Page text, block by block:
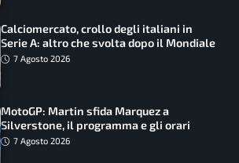
Calciomercato, crollo degli italiani in
Serie A: altro che svolta dopo il Mondiale
7 Agosto 2026
MotoGP: Martin sfida Marquez a
Silverstone, il programma e gli orari
7 Agosto 2026